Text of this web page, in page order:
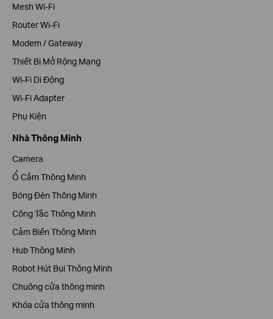
Mesh Wi-Fi
Router Wi-Fi
Modem / Gateway
Thiết Bị Mở Rộng Mạng
Wi-Fi Di Động
Wi-Fi Adapter
Phụ Kiện
Nhà Thông Minh
Camera
Ổ Cắm Thông Minh
Bóng Đèn Thông Minh
Công Tắc Thông Minh
Cảm Biến Thông Minh
Hub Thông Minh
Robot Hút Bụi Thông Minh
Chuông cửa thông minh
Khóa cửa thông minh